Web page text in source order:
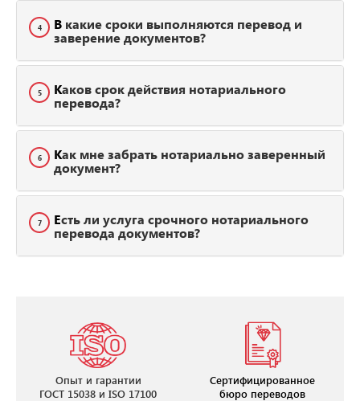
4
В какие сроки выполняются перевод и
заверение документов?
5
Каков срок действия нотариального
перевода?
6
Как мне забрать нотариально заверенный
документ?
7
Есть ли услуга срочного нотариального
перевода документов?
Опыт и гарантии
ГОСТ 15038 и ISO 17100
Сертифицированное
бюро переводов